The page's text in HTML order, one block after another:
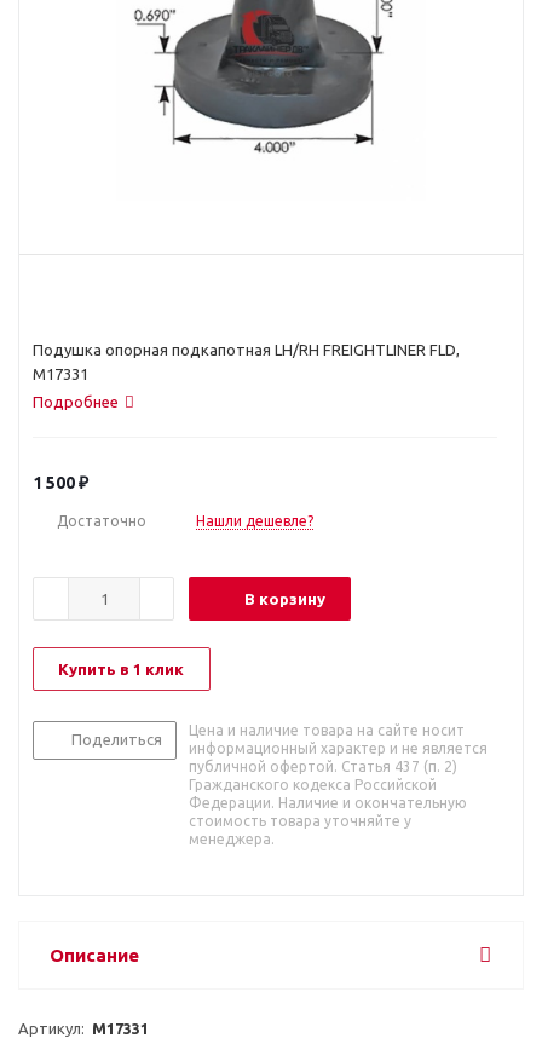
Подушка опорная подкапотная LH/RH FREIGHTLINER FLD,
M17331
Подробнее
1 500₽
Достаточно Нашли дешевле?
В корзину
Купить в 1 клик
Поделиться
Цена и наличие товара на сайте носит
информационный характер и не является
публичной офертой. Статья 437 (п. 2)
Гражданского кодекса Российской
Федерации. Наличие и окончательную
стоимость товара уточняйте у
менеджера.
Описание
Артикул: M17331